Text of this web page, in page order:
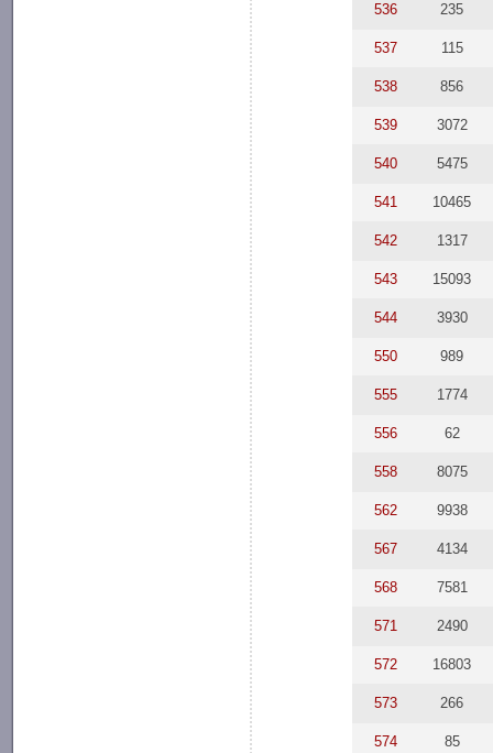
536 235
537 115
538 856
539 3072
540 5475
541 10465
542 1317
543 15093
544 3930
550 989
555 1774
556 62
558 8075
562 9938
567 4134
568 7581
571 2490
572 16803
573 266
574 85